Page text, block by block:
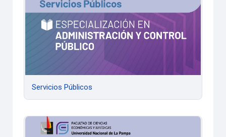
Servicios Públicos
Contratos Administrativos